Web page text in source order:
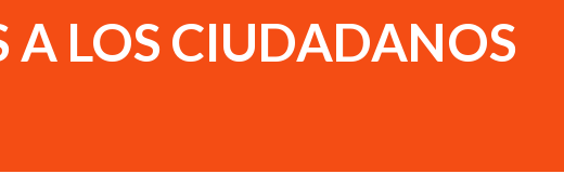
A LOS CIUDADANOS